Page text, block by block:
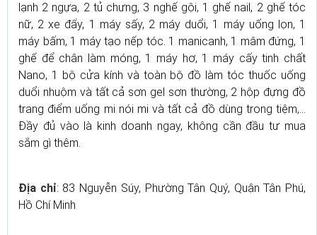
lạnh 2 ngựa, 2 tủ chưng, 3 nghế gội, 1 ghế nail, 2 ghế tóc
nữ, 2 xe đẩy, 1 máy sấy, 2 máy duổi, 1 máy uống lọn, 1
máy bấm, 1 máy tạo nếp tóc. 1 manicanh, 1 mâm đứng, 1
ghế để chân làm móng, 1 máy hơ, 1 máy cấy tinh chất
Nano, 1 bộ cửa kính và toàn bộ đồ làm tóc thuốc uống
duổi nhuộm và tất cả sơn gel sơn thường, 2 hộp đựng đồ
trang điểm uống mi nói mi và tất cả đồ dùng trong tiệm,...
Đầy đủ vào là kinh doanh ngay, không cần đầu tư mua
sắm gì thêm.
Địa chỉ: 83 Nguyễn Súy, Phường Tân Quý, Quận Tân Phú,
Hồ Chí Minh